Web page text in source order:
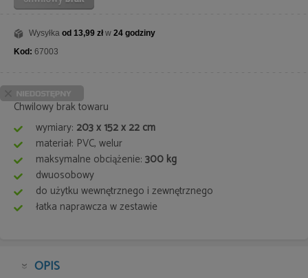
Wysyłka od 13,99 złw 24 godziny
Kod: 67003
Chwilowy brak towaru
wymiary: 203 x 152 x 22 cm
materiał: PVC, welur
maksymalne obciążenie: 300 kg
dwuosobowy
do użytku wewnętrznego i zewnętrznego
łatka naprawcza w zestawie
OPIS